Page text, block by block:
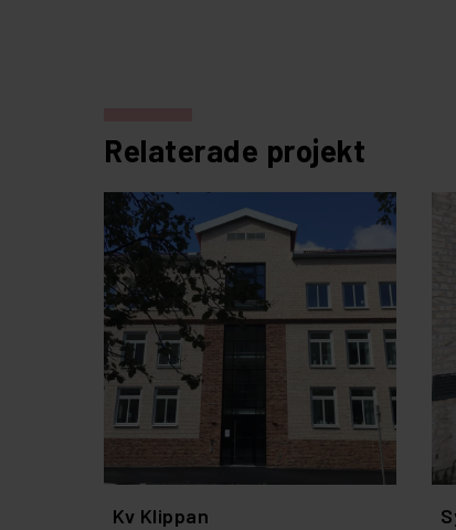
Relaterade projekt
Kv Klippan